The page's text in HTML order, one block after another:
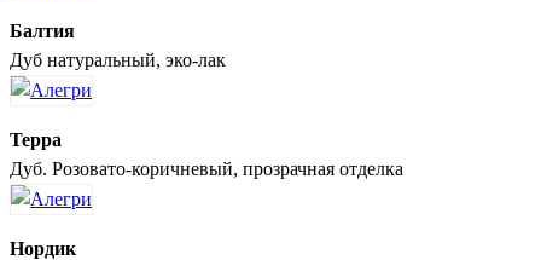
Балтия
Дуб натуральный, эко-лак
Терра
Дуб. Розовато-коричневый, прозрачная отделка
Нордик